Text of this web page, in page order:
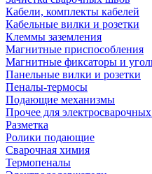
Кабели, комплекты кабелей
Кабельные вилки и розетки
Клеммы заземления
Магнитные приспособления
Магнитные фиксаторы и
Панельные вилки и розетки
Пеналы-термосы
Подающие механизмы
Прочее для
Разметка
Ролики подающие
Сварочная химия
Термопеналы